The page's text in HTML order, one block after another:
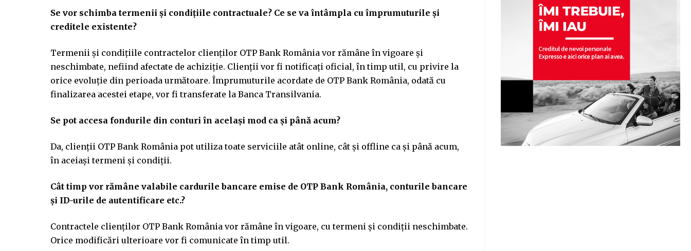
Se vor schimba termenii și condițiile contractuale? Ce se va întâmpla cu împrumuturile și
creditele existente?
Termenii și condițiile contractelor clienților OTP Bank România vor rămâne în vigoare și
neschimbate, nefiind afectate de achiziție. Clienții vor fi notificați oficial, în timp util, cu privire la
orice evoluție din perioada următoare. Împrumuturile acordate de OTP Bank România, odată cu
finalizarea acestei etape, vor fi transferate la Banca Transilvania.
Se pot accesa fondurile din conturi în același mod ca și până acum?
Da, clienții OTP Bank România pot utiliza toate serviciile atât online, cât și offline ca și până acum,
în aceiași termeni și condiții.
Cât timp vor rămâne valabile cardurile bancare emise de OTP Bank România, conturile bancare
și ID-urile de autentificare etc.?
Contractele clienților OTP Bank România vor rămâne în vigoare, cu termeni și condiții neschimbate.
Orice modificări ulterioare vor fi comunicate în timp util.